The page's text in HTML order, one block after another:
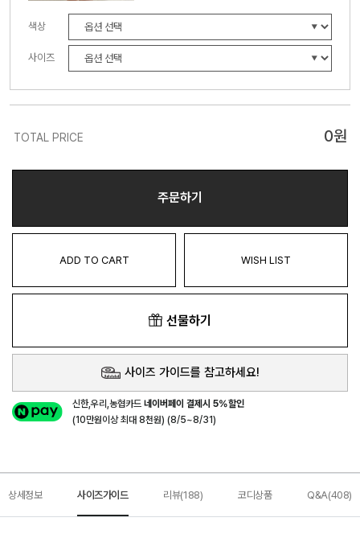
색상
사이즈
TOTAL PRICE 0원
주문하기
ADD TO CART WISH LIST
선물하기
사이즈 가이드를 참고하세요!
신한,우리,농협카드네이버페이 결제시 5%할인
(10만원이상 최대 8천원) (8/5~8/31)
상세정보 사이즈가이드 리뷰(188) 코디상품 Q&A(408)